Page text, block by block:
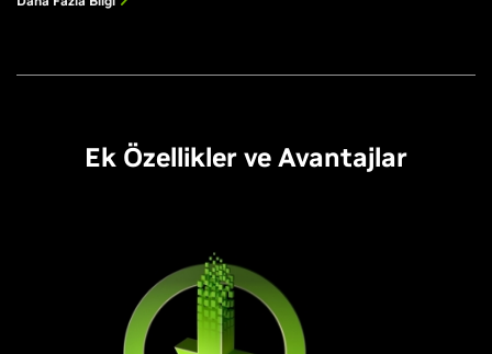
Ek Özellikler ve Avantajlar